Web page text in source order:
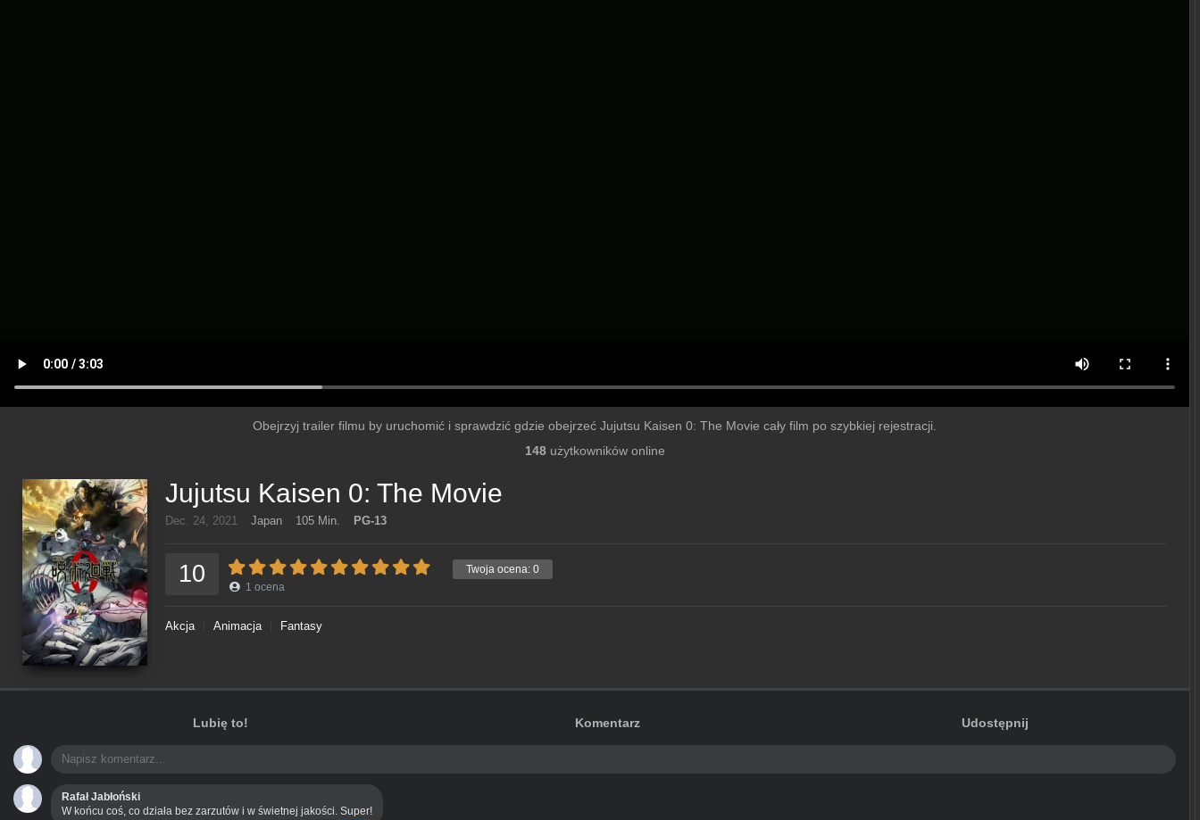
Obejrzyj trailer filmu by uruchomić i sprawdzić gdzie obejrzeć Jujutsu Kaisen 0: The Movie cały film po szybkiej rejestracji.
148użytkowników online
Jujutsu Kaisen 0: The Movie
Dec. 24, 2021 Japan 105 Min. PG-13
Twoja ocena: 0
10 1 ocena
Akcja Animacja Fantasy
Lubię to! Komentarz Udostępnij
Rafał Jabłoński
W końcu coś, co działa bez zarzutów i w świetnej jakości. Super!